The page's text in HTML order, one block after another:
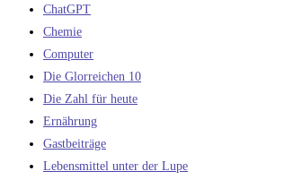
ChatGPT
Chemie
Computer
Die Glorreichen 10
Die Zahl für heute
Ernährung
Gastbeiträge
Lebensmittel unter der Lupe